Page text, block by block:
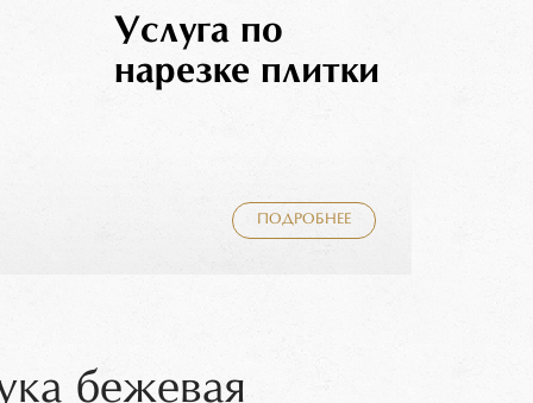
Услуга по
нарезке плитки
ПОДРОБНЕЕ
бежевая